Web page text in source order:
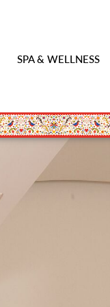
SPA & WELLNESS